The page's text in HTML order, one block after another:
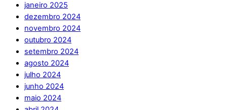
janeiro 2025
dezembro 2024
novembro 2024
outubro 2024
setembro 2024
agosto 2024
julho 2024
junho 2024
maio 2024